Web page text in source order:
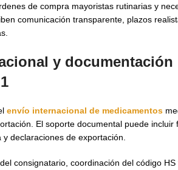
de compra mayoristas rutinarias y
comunicación transparente, plazos
y
envío internacional de medicamentos
El soporte documental puede
declaraciones de exportación.
consignatario, coordinación del código